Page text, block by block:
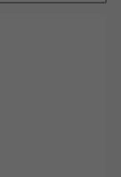
割引を
へのこ
ます。
製品の
肢をご用
あります
てくれ